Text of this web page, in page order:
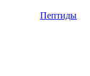
Пептиды